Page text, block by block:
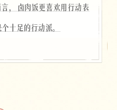
，卤肉饭更喜欢用行动表
十足的行动派。